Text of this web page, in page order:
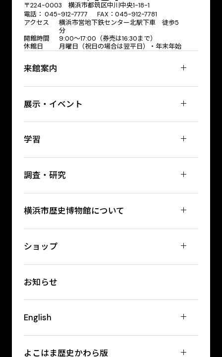
〒224-0003 横浜市都筑区中川中央1-18-1
電話： 045-912-7777 FAX：045-912-7781
アクセス
横浜市営地下鉄センター北駅下車 徒歩5
分
開館時間
9:00〜17:00（券売は16:30まで）
休館日
月曜日（祝日の場合は翌平日）・年末年始
来館案内
展示・イベント
学習
調査・研究
横浜市歴史博物館について
ショップ
お知らせ
English
よこはま歴史かわら版